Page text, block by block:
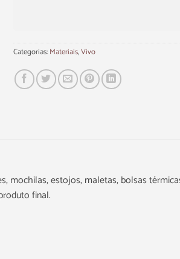
Categorias:Materiais,Vivo
mochilas, estojos, maletas, bolsas
final.